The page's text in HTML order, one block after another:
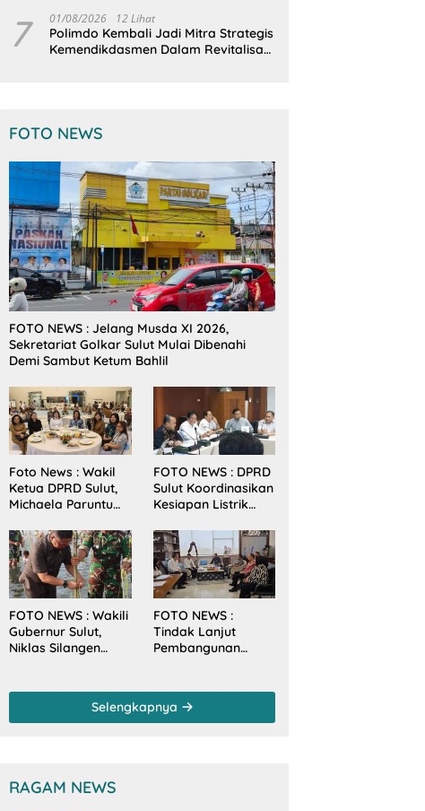
7 01/08/2026 12 Lihat
Polimdo Kembali Jadi Mitra Strategis
Kemendikdasmen Dalam Revitalisasi
FOTO NEWS
FOTO NEWS : Jelang Musda XI 2026,
Sekretariat Golkar Sulut Mulai Dibenahi
Demi Sambut Ketum Bahlil
Foto News : Wakil
Ketua DPRD Sulut,
Michaela Paruntu
Makan Malam
Gubernur Sulut
Bersama
Wamenkes RI
FOTO NEWS : DPRD
Sulut Koordinasikan
Kesiapan Listrik
Tahun Baru 2026
FOTO NEWS : Wakili
Gubernur Sulut,
Niklas Silangen
Desa Arakan Minsel
FOTO NEWS :
Tindak Lanjut
Pembangunan
Sulut Sambangi
Dirjen SDA
Selengkapnya
RAGAM NEWS